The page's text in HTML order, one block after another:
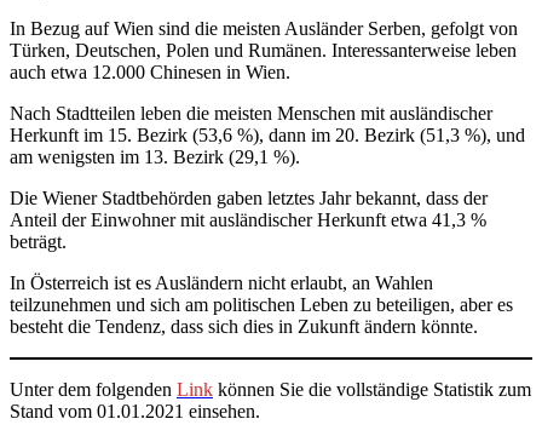
In Bezug auf Wien sind die meisten Ausländer Serben, gefolgt von
Türken, Deutschen, Polen und Rumänen. Interessanterweise leben
auch etwa 12.000 Chinesen in Wien.
Nach Stadtteilen leben die meisten Menschen mit ausländischer
Herkunft im 15. Bezirk (53,6 %), dann im 20. Bezirk (51,3 %), und
am wenigsten im 13. Bezirk (29,1 %).
Die Wiener Stadtbehörden gaben letztes Jahr bekannt, dass der
Anteil der Einwohner mit ausländischer Herkunft etwa 41,3 %
beträgt.
In Österreich ist es Ausländern nicht erlaubt, an Wahlen
teilzunehmen und sich am politischen Leben zu beteiligen, aber es
besteht die Tendenz, dass sich dies in Zukunft ändern könnte.
Unter dem folgenden Link können Sie die vollständige Statistik zum
Stand vom 01.01.2021 einsehen.